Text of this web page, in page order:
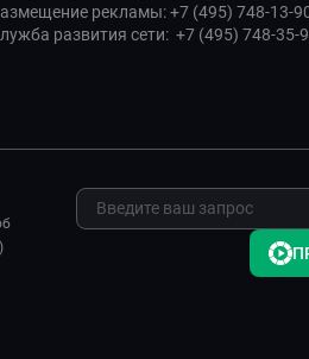
рекламы: +7 (495) 748-13-
развития сети: +7 (495) 748-35-